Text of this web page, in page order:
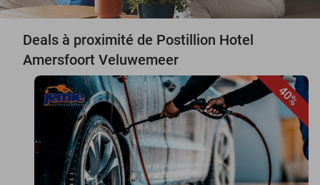
Deals à proximité de Postillion Hotel
Amersfoort Veluwemeer
40%